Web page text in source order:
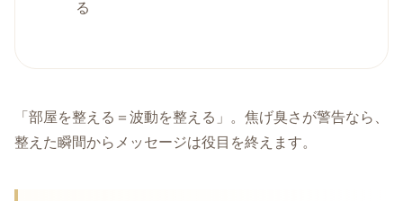
る
「部屋を整える＝波動を整える」。焦げ臭さが警告なら、
整えた瞬間からメッセージは役目を終えます。